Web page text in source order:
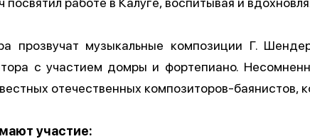
прозвучат музыкальные композиции Г.
с участием домры и фортепиано.
отечественных композиторов-баянистов,
участие: